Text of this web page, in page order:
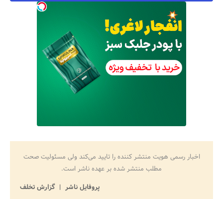
اخبار رسمی هویت منتشر کننده را تایید می‌کند ولی مسئولیت صحت
مطلب منتشر شده بر عهده ناشر است.
پروفایل ناشر
گزارش تخلف